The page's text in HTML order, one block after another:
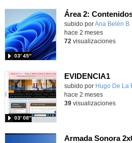
Área 2:
Contenido educativo.
subido porAna Belén B.
03′ 45″
hace 2 meses
72 visualizaciones
EVIDENCIA1
subido por Hugo De La
03′ 08″
hace 2 meses
39visualizaciones
Armada Sonora